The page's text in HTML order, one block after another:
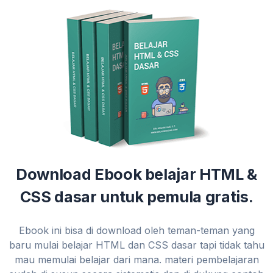
Download Ebook belajar HTML &
CSS dasar untuk pemula gratis.
Ebook ini bisa di download oleh teman-teman yang
baru mulai belajar HTML dan CSS dasar tapi tidak tahu
mau memulai belajar dari mana. materi pembelajaran